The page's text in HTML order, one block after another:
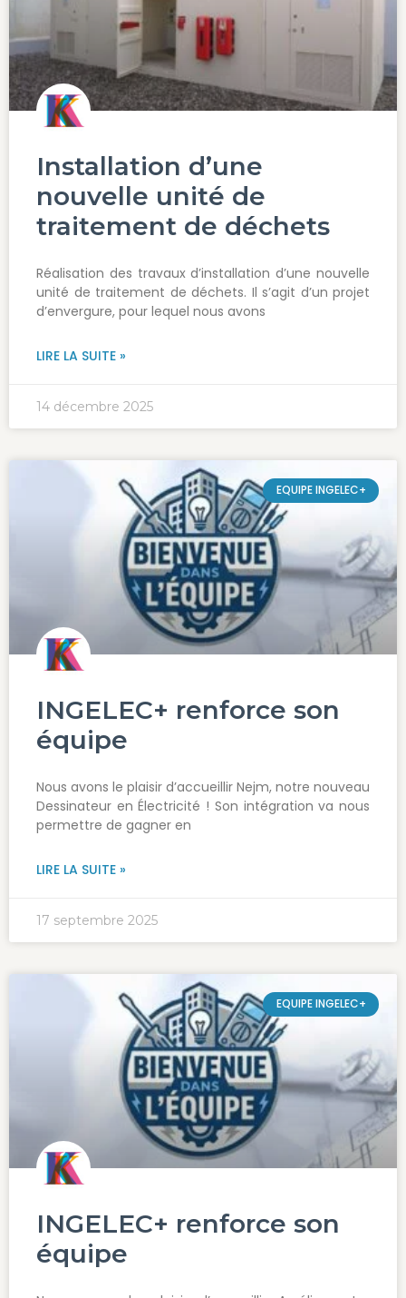
Installation d’une
nouvelle unité de
traitement de déchets
Réalisation des travaux d’installation d’une nouvelle
unité de traitement de déchets. Il s’agit d’un projet
d’envergure, pour lequel nous avons
LIRE LA SUITE »
14 décembre 2025
EQUIPE INGELEC+
INGELEC+ renforce son
équipe
Nous avons le plaisir d’accueillir Nejm, notre nouveau
Dessinateur en Électricité ! Son intégration va nous
permettre de gagner en
LIRE LA SUITE »
17 septembre 2025
EQUIPE INGELEC+
INGELEC+ renforce son
équipe